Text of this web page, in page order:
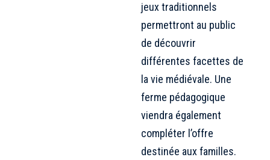
jeux traditionnels
permettront au public
de découvrir
différentes facettes de
la vie médiévale. Une
ferme pédagogique
viendra également
compléter l’offre
destinée aux familles.